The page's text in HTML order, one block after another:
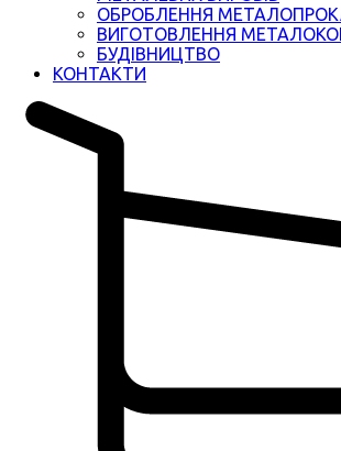
ОБРОБЛЕННЯ
ВИГОТОВЛЕННЯ
БУДІВНИЦТВО
КОНТАКТИ